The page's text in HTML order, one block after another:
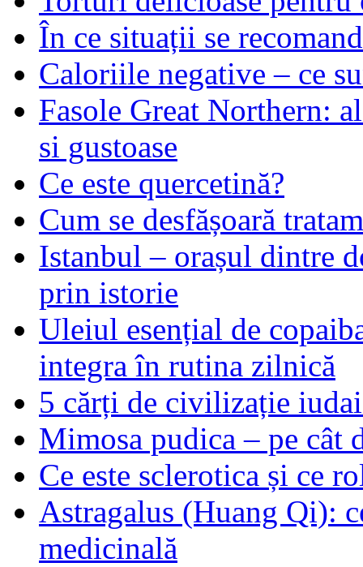
În ce situații se
Caloriile negative – ce
Fasole Great Northern:
si gustoase
Ce este quercetină?
Cum se desfășoară
Istanbul – orașul dintre
prin istorie
Uleiul esențial de
integra în rutina zilnică
5 cărți de civilizație
Mimosa pudica – pe cât
Ce este sclerotica și ce
Astragalus (Huang Qi):
medicinală